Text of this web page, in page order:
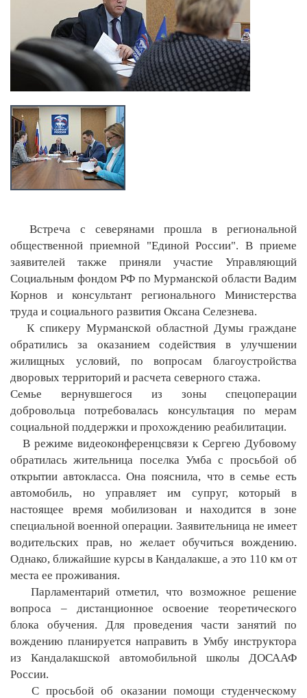
Встреча с северянами прошла в региональной
общественной приемной "Единой России". В приеме
заявителей также приняли участие Управляющий
Социальным фондом РФ по Мурманской области Вадим
Корнов и консультант регионального Министерства
труда и социального развития Оксана Селезнева.
К спикеру Мурманской областной Думы граждане
обратились за оказанием содействия в улучшении
жилищных условий, по вопросам благоустройства
дворовых территорий и расчета северного стажа.
Семье вернувшегося из зоны спецоперации
добровольца потребовалась консультация по мерам
социальной поддержки и прохождению реабилитации.
В режиме видеоконференцсвязи к Сергею Дубовому
обратилась жительница поселка Умба с просьбой об
открытии автокласса. Она пояснила, что в семье есть
автомобиль, но управляет им супруг, который в
настоящее время мобилизован и находится в зоне
специальной военной операции. Заявительница не имеет
водительских прав, но желает обучиться вождению.
Однако, ближайшие курсы в Кандалакше, а это 110 км от
места ее проживания.
Парламентарий отметил, что возможное решение
вопроса – дистанционное освоение теоретического
блока обучения. Для проведения части занятий по
вождению планируется направить в Умбу инструктора
из Кандалакшской автомобильной школы ДОСААФ
России.
С просьбой об оказании помощи студенческому